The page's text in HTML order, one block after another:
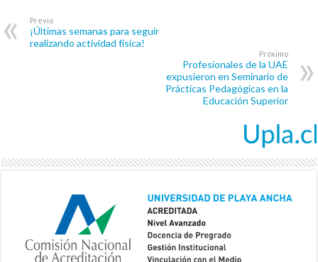
Previo
¡Últimas semanas para seguir
realizando actividad física!
Próximo
Profesionales de la UAE
expusieron en Seminario de
Prácticas Pedagógicas en la
Educación Superior